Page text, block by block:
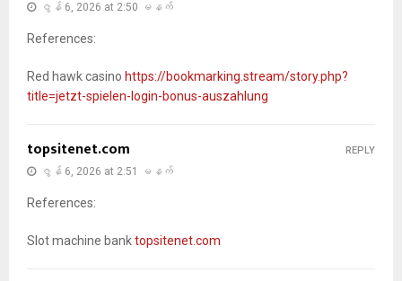
ဇွန် 6, 2026 at 2:50 မနက်
References:
Red hawk casino https://bookmarking.stream/story.php?
title=jetzt-spielen-login-bonus-auszahlung
topsitenet.com
ဇွန် 6, 2026 at 2:51 မနက်
References:
Slot machine banktopsitenet.com
REPLY